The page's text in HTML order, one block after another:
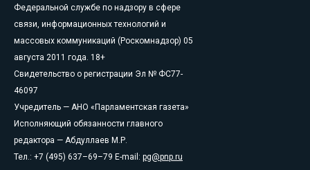
Федеральной службе по надзору в сфере
связи, информационных технологий и
массовых коммуникаций (Роскомнадзор) 05
августа 2011 года. 18+
Свидетельство о регистрации Эл № ФС77-
46097
Учредитель — АНО «Парламентская газета»
Исполняющий обязанности главного
редактора — Абдуллаев М.Р.
Тел.: +7 (495) 637–69–79 E-mail: pg@pnp.ru